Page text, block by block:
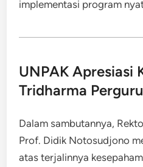
implementasi program
UNPAK Apresiasi
Tridharma
Dalam sambutannya,
Prof. Didik Notosudjono
atas terjalinnya